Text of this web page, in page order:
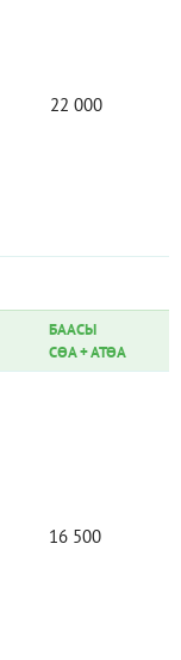
22 000
БААСЫ
СӨА+АТӨА
16 500